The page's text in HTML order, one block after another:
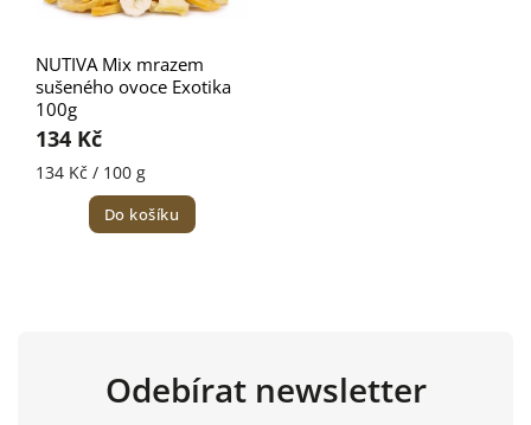
NUTIVA Mix mrazem
sušeného ovoce Exotika
100g
134 Kč
134 Kč / 100 g
Do košíku
Odebírat newsletter